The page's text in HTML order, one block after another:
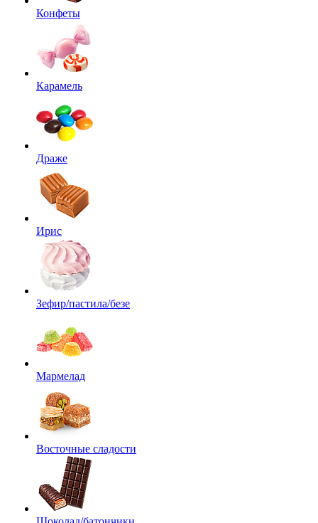
Конфеты
Карамель
Драже
Ирис
Зефир/пастила/безе
Мармелад
Восточные сладости